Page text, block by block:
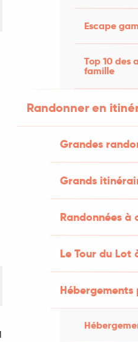
Escape
Top 10 des
famille
Randonner en
Grandes
Grands
Randonnées
Le Tour du Lot
Grand Couvent